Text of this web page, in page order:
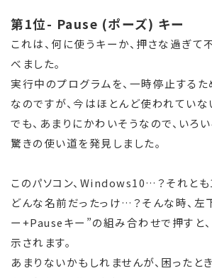
第1位- Pause (ポーズ) キー
これは、何に使うキーか、押さな過ぎて
べました。
実行中のプログラムを、一時停止するた
なのですが、今はほとんど使われていな
でも、あまりにかわいそうなので、いろい
驚きの使い道を発見しました。
このパソコン、Windows10…？それとも
どんな名前だったっけ…？そんな時、
ー+Pauseキー”の組み合わせで押すと
示されます。
あまりないかもしれませんが、困ったと